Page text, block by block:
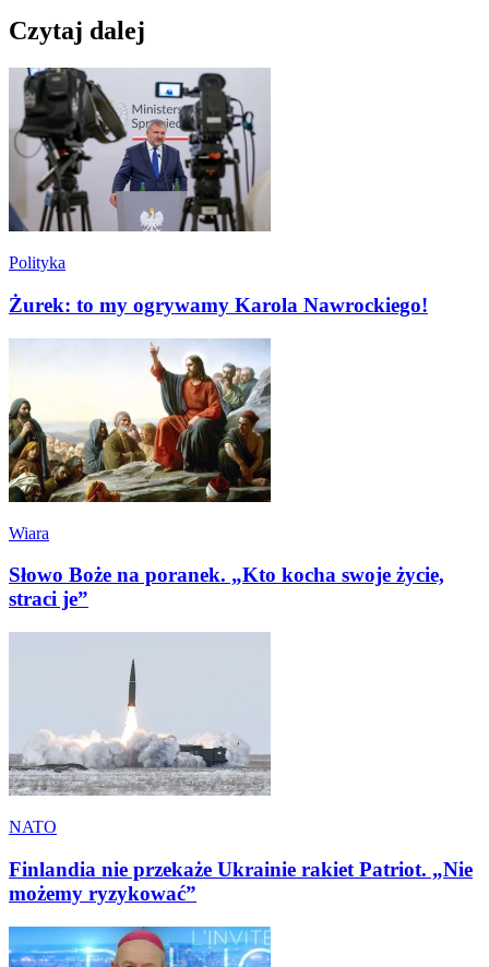
Czytaj dalej
Polityka
Żurek: to my ogrywamy Karola Nawrockiego!
Wiara
Słowo Boże na poranek. „Kto kocha swoje życie,
straci je”
NATO
Finlandia nie przekaże Ukrainie rakiet Patriot. „Nie
możemy ryzykować”